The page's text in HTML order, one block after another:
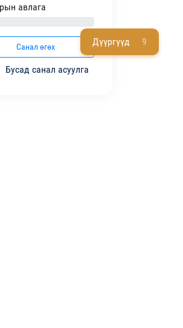
Дүүргүүд 9
авлага
/ 9%
Санал өгөх
Бусад санал асуулга